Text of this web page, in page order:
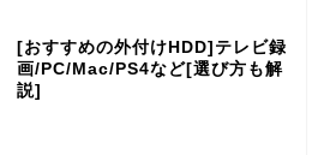
[おすすめの外付けHDD]テレビ録
画/PC/Mac/PS4など[選び方も解
説]